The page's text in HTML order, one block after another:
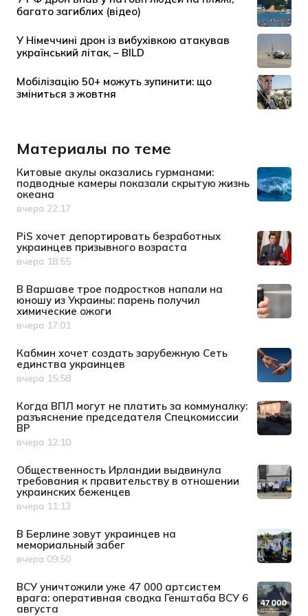
Материалы по теме
Китовые акулы оказались гурманами:
подводные камеры показали скрытую жизнь
океана
Дата публикации
вчера 22:17
PiS хочет депортировать безработных
украинцев призывного возраста
Дата публикации
вчера 18:55
В Варшаве трое подростков напали на
юношу из Украины: парень получил
химические ожоги
Дата публикации
вчера 17:01
Кабмин хочет создать зарубежную Сеть
единства украинцев
Дата публикации
вчера 15:58
Когда ВПЛ могут не платить за коммуналку:
разъяснение председателя Спецкомиссии
ВР
Дата публикации
вчера 12:10
Общественность Ирландии выдвинула
требования к правительству в отношении
украинских беженцев
Дата публикации
вчера 11:13
В Берлине зовут украинцев на
мемориальный забег
Дата публикации
вчера 09:50
ВСУ уничтожили уже 47 000 артсистем
врага: оперативная сводка Генштаба ВСУ 6
августа